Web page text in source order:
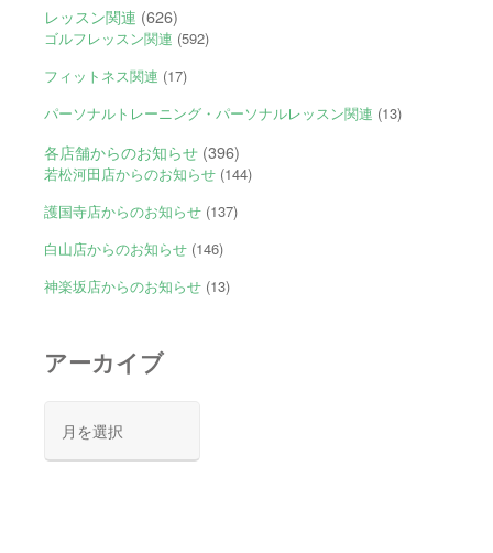
レッスン関連 (626)
ゴルフレッスン関連 (592)
フィットネス関連 (17)
パーソナルトレーニング・パーソナルレッスン関連 (13)
各店舗からのお知らせ(396)
若松河田店からのお知らせ(144)
護国寺店からのお知らせ(137)
白山店からのお知らせ(146)
神楽坂店からのお知らせ(13)
アーカイブ
カ